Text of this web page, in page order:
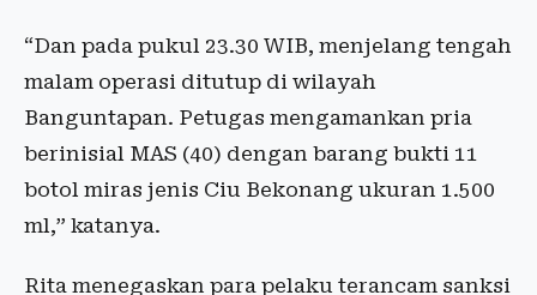
“Dan pada pukul 23.30 WIB, menjelang tengah
malam operasi ditutup di wilayah
Banguntapan. Petugas mengamankan pria
berinisial MAS (40) dengan barang bukti 11
botol miras jenis Ciu Bekonang ukuran 1.500
ml,” katanya.
Rita menegaskan para pelaku terancam sanksi